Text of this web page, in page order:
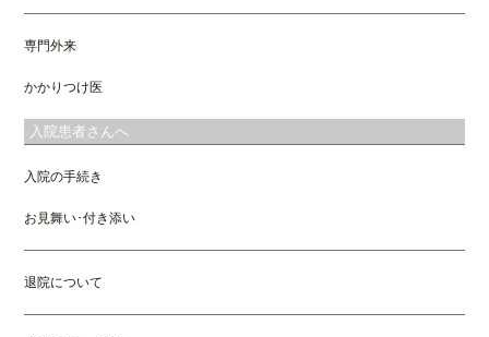
専門外来
かかりつけ医
入院患者さんへ
入院の手続き
お見舞い･付き添い
退院について